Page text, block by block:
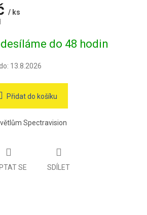
/ ks
do 48 hodin
13.8.2026
Přidat do košíku
Spectravision
SE SDÍLET